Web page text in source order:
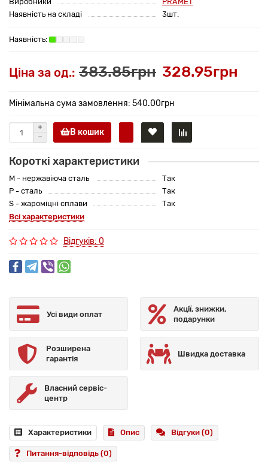
Наявність на складі
3шт.
Ціна за од.: 383.85грн 328.95грн
Мінімальна сума замовлення: 540.00грн
В кошик
Короткі характеристики
M - нержавіюча сталь
Так
P - сталь
Так
S - жароміцні сплави
Так
Всі характеристики
Відгуків: 0
Усі види оплат
Акції, знижки,
подарунки
Розширена
гарантія
Швидка доставка
Власний сервіс-
центр
Характеристики Опис Відгуки (0)
Питання-відповідь (0)